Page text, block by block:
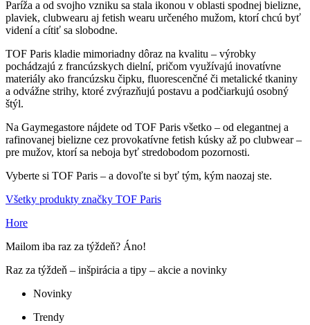
Paríža a od svojho vzniku sa stala ikonou v oblasti spodnej bielizne,
plaviek, clubwearu aj fetish wearu určeného mužom, ktorí chcú byť
videní a cítiť sa slobodne.
TOF Paris kladie mimoriadny dôraz na kvalitu – výrobky
pochádzajú z francúzskych dielní, pričom využívajú inovatívne
materiály ako francúzsku čipku, fluorescenčné či metalické tkaniny
a odvážne strihy, ktoré zvýrazňujú postavu a podčiarkujú osobný
štýl.
Na Gaymegastore nájdete od TOF Paris všetko – od elegantnej a
rafinovanej bielizne cez provokatívne fetish kúsky až po clubwear –
pre mužov, ktorí sa neboja byť stredobodom pozornosti.
Vyberte si TOF Paris – a dovoľte si byť tým, kým naozaj ste.
Všetky produkty značky TOF Paris
Hore
Mailom iba raz za týždeň? Áno!
Raz za týždeň – inšpirácia a tipy – akcie a novinky
Novinky
Trendy